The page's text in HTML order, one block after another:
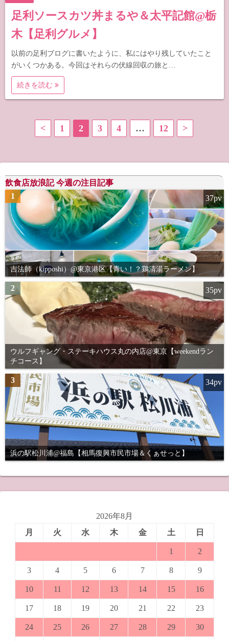
足利ソースカツ丼まるや＆太平記館@栃
木【足利グルメ】
以前の足利ブログに書いたように、私にはやり残していたこと
がいくつかある。今回はそれらの伏線回収の旅と…
続きを読む
ペ
ー
ジ
送
り
< 1 2 3 4 … 12 >
飲食店放浪記 今週の注目記事
1
吉法師（kipposhi）@東京港区【青い！？鶏清湯ラーメン】
37pv
2
ウルフギャング・ステーキハウス丸の内店@東京【weekendラン
チコース】
35pv
3
浜の駅松川浦@福島【相馬復興市民市場＆くぁせっと】
34pv
2026年8月
月
火 水 木 金 土 日
1 2
3 4 5 6 7 8 9
10 11 12 13 14 15 16
17 18 19 20 21 22 23
24 25 26 27 28 29 30